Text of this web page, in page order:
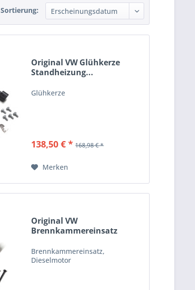
Sortierung:
Original VW Glühkerze
Standheizung...
Glühkerze
138,50 € * 168,98 € *
Merken
Original VW
Brennkammereinsatz
Brennkammereinsatz,
Dieselmotor